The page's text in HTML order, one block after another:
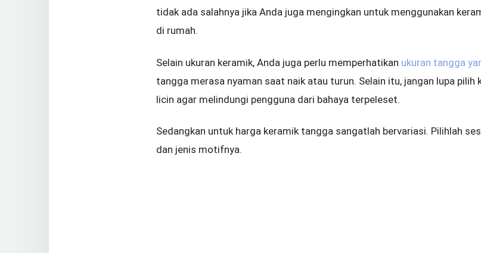
tidak ada salahnya jika Anda juga mengingkan untuk menggunakan
di rumah.
Selain ukuran keramik, Anda juga perlu memperhatikan ukuran tangga
tangga merasa nyaman saat naik atau turun. Selain itu, jangan lupa
licin agar melindungi pengguna dari bahaya terpeleset.
Sedangkan untuk harga keramik tangga sangatlah bervariasi. Pilihlah
dan jenis motifnya.